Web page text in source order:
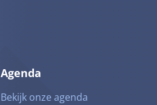
Agenda
Bekijk onze agenda